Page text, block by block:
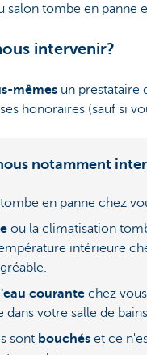
salon tombe en panne
intervenir?
mêmes un prestataire
honoraires (sauf si
notamment
tombe en panne chez
ou la climatisation
intérieure
courante chez
dans votre salle de
sont bouchés et ce